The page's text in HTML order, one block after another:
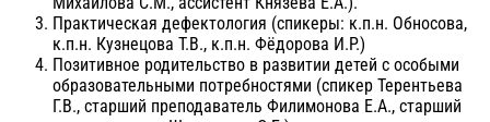
Практическая дефектология (спикеры: к.п.н. Обносова,
к.п.н. Кузнецова Т.В., к.п.н. Фёдорова И.Р.)
Позитивное родительство в развитии детей с особыми
образовательными потребностями (спикер Терентьева
Г.В., старший преподаватель Филимонова Е.А., старший